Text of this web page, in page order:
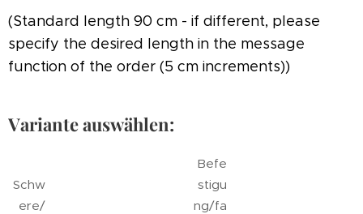
(Standard length 90 cm - if different, please
specify the desired length in the message
function of the order (5 cm increments))
Variante auswählen:
Schw
ere/
Befe
stigu
ng/fa